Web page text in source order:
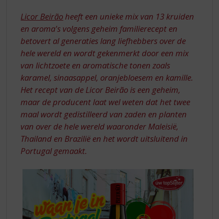
MET
LICOR
BEIRAO
Licor Beirãoheeft een unieke mix van 13 kruiden
en aroma's volgens geheim familierecept en
betovert al generaties lang liefhebbers over de
hele wereld en wordt gekenmerkt door een mix
van lichtzoete en aromatische tonen zoals
karamel, sinaasappel, oranjebloesem en kamille.
Het recept van de Licor Beirão is een geheim,
maar de producent laat wel weten dat het twee
maal wordt gedistilleerd van zaden en planten
van over de hele wereld waaronder Maleisië,
Thailand en Brazilië en het wordt uitsluitend in
Portugal gemaakt.